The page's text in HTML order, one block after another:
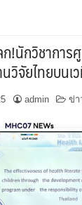
ก!นักวิชากา
วิจัยไทยบนเ
admin ข่า